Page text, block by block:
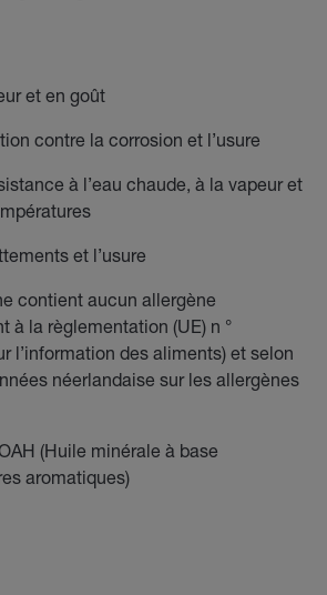
et en goût
contre la corrosion et l’usure
à l’eau chaude, à la vapeur et
et l’usure
contient aucun allergène
à la règlementation (UE) n °
l’information des aliments) et selon
néerlandaise sur les allergènes
(Huile minérale à base
aromatiques)